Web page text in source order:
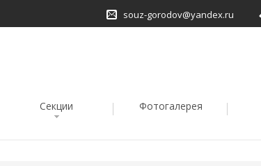
souz-gorodov@yandex.ru
Секции Фотогалерея